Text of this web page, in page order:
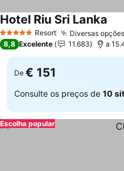
5 Estrelas Resort Diversas
Hotel Riu Sri Lanka
8,8 Excelente 11.683 a
De € 151
Consulte os preços de 10
Escolha popular